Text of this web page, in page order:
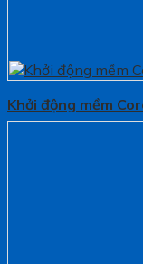
Khởi động mềm